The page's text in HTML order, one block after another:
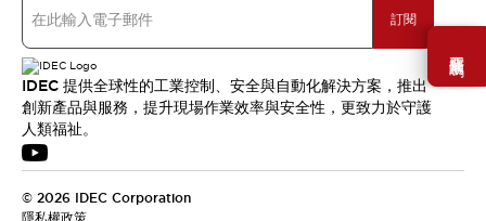
需要幫助嗎？
訂閱
IDEC 提供全球性的工業控制、安全與自動化解決方案，推出
創新產品與服務，提升現場作業效率與安全性，更致力於守護
人類福祉。
© 2026 IDEC Corporation